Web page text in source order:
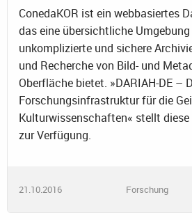
ConedaKOR ist ein webbasiertes
das eine übersichtliche
unkomplizierte und sichere
und Recherche von Bild- und
Oberfläche bietet. »DARIAH-DE –
Forschungsinfrastruktur für die
Kulturwissenschaften« stellt
zur Verfügung.
21.10.2016 Forschung